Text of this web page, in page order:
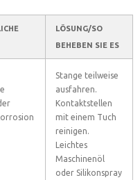
LÖSUNG/SO
BEHEBEN SIE ES
Stange teilweise
ausfahren.
Kontaktstellen
mit einem Tuch
reinigen.
Leichtes
Maschinenöl
oder Silikonspray